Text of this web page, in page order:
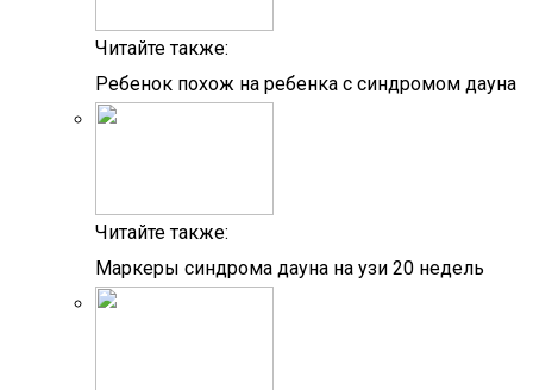
Читайте также:
Ребенок похож на ребенка с синдромом дауна
Читайте также:
Маркеры синдрома дауна на узи 20 недель